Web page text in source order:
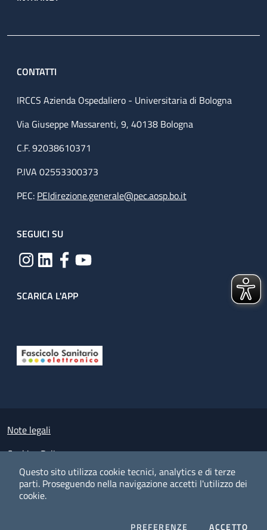
Questo sito utilizza cookie tecnici, analytics e di terze
parti. Proseguendo nella navigazione accetti l'utilizzo dei
cookie.
PREFERENZE COOKIESACCETTOI
CONTATTI
IRCCS Azienda Ospedaliero - Universitaria di Bologna
Via Giuseppe Massarenti, 9, 40138 Bologna
C.F. 92038610371
P.IVA 02553300373
PEC: PEIdirezione.generale@pec.aosp.bo.it
SEGUICI SU
SCARICA L'APP
Small prints
Note legali
Cookies Policy
Policy privacy e protezione del dato personale
Albo pretorio on-line